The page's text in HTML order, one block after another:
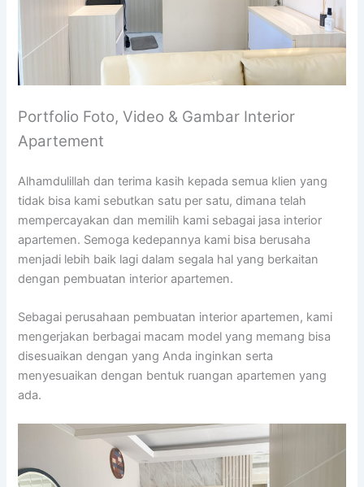
Portfolio Foto, Video & Gambar Interior
Apartement
Alhamdulillah dan terima kasih kepada semua klien yang
tidak bisa kami sebutkan satu per satu, dimana telah
mempercayakan dan memilih kami sebagai jasa interior
apartemen. Semoga kedepannya kami bisa berusaha
menjadi lebih baik lagi dalam segala hal yang berkaitan
dengan pembuatan interior apartemen.
Sebagai perusahaan pembuatan interior apartemen, kami
mengerjakan berbagai macam model yang memang bisa
disesuaikan dengan yang Anda inginkan serta
menyesuaikan dengan bentuk ruangan apartemen yang
ada.